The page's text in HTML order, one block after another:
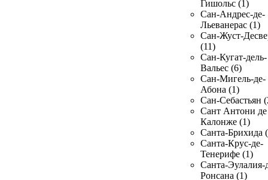
Гишольс (1)
Сан-Андрес-де-
Льеванерас (1)
Сан-Жуст-
(11)
Сан-Кугат-дель-
Вальес (6)
Сан-Мигель-де-
Абона (1)
Сан-Себастьян
Сант Антони де
Калонже (1)
Санта-Брихида
Санта-Крус-де-
Тенерифе (1)
Санта-Эулалия-
Ронсана (1)